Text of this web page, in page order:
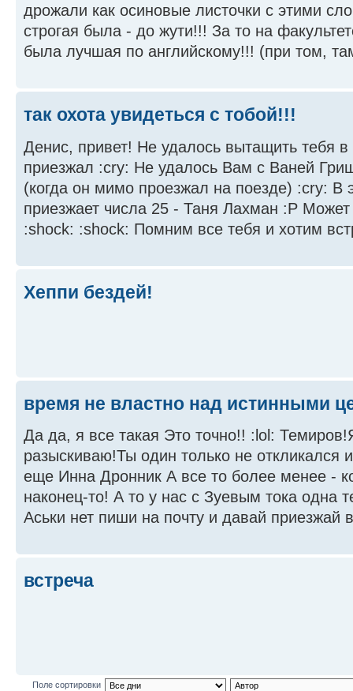
дрожали как осиновые листочки с этими
строгая была - до жути!!! За то на
была лучшая по английскому!!! (при том,
так охота увидеться с тобой!!!
Денис, привет! Не удалось вытащить тебя
приезжал :cry: Не удалось Вам с Ваней
(когда он мимо проезжал на поезде) :cry: В
приезжает числа 25 - Таня Лахман :P
:shock: :shock: Помним все тебя и хотим
Хеппи бездей!
время не властно над истинными
Да да, я все такая Это точно!! :lol:
разыскиваю!Ты один только не откликался
еще Инна Дронник А все то более менее -
наконец-то! А то у нас с Зуевым тока одна
Аськи нет пиши на почту и давай приезжай
встреча
Поле сортировки